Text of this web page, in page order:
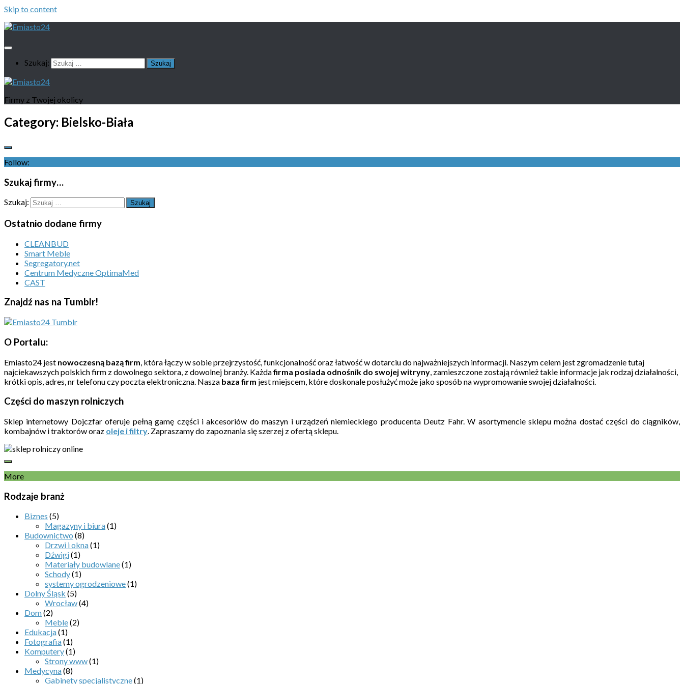
Skip to content
Szukaj:
Firmy z Twojej okolicy
Category: Bielsko-Biała
Follow:
Szukaj firmy…
Szukaj:
Ostatnio dodane firmy
CLEANBUD
Smart Meble
Segregatory.net
Centrum Medyczne OptimaMed
CAST
Znajdź nas na Tumblr!
O Portalu:
Emiasto24 jest nowoczesną bazą firm , która łączy w sobie przejrzystość, funkcjonalność oraz łatwość w dotarciu do najważniejszych informacji. Naszym celem jest zgromadzenie tutaj
najciekawszych polskich firm z dowolnego sektora, z dowolnej branży. Każdafirma posiada odnośnik do swojej witryny , zamieszczone zostają również takie informacje jak rodzaj działalności,
krótki opis, adres, nr telefonu czy poczta elektroniczna. Nasza baza firm jest miejscem, które doskonale posłużyć może jako sposób na wypromowanie swojej działalności.
Części do maszyn rolniczych
Sklep internetowy Dojczfar oferuje pełną gamę części i akcesoriów do maszyn i urządzeń niemieckiego producenta Deutz Fahr. W asortymencie sklepu można dostać części do ciągników,
kombajnów i traktorów oraz oleje i filtry. Zapraszamy do zapoznania się szerzej z ofertą sklepu.
More
Rodzaje branż
Biznes (5)
Magazyny i biura(1)
Budownictwo (8)
Drzwi i okna(1)
Dźwigi(1)
Materiały budowlane(1)
Schody(1)
systemy ogrodzeniowe(1)
Dolny Śląsk (5)
Wrocław(4)
Dom(2)
Meble(2)
Edukacja(1)
Fotografia(1)
Komputery(1)
Strony www(1)
Medycyna(8)
Gabinety specjalistyczne(1)